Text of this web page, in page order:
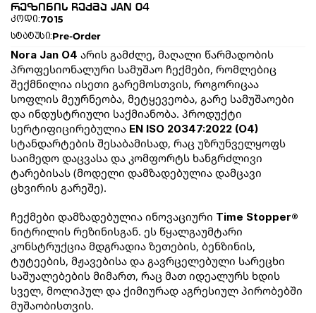
რეზინის ჩექმა JAN O4
კოდი:7015
სტატუსი:Pre-Order
Nora Jan O4 არის გამძლე, მაღალი წარმადობის
პროფესიონალური სამუშაო ჩექმები, რომლებიც
შექმნილია ისეთი გარემოსთვის, როგორიცაა
სოფლის მეურნეობა, მეტყევეობა, გარე სამუშაოები
და ინდუსტრიული საქმიანობა. პროდუქტი
სერტიფიცირებულია EN ISO 20347:2022 (O4)
სტანდარტების შესაბამისად, რაც უზრუნველყოფს
საიმედო დაცვასა და კომფორტს ხანგრძლივი
ტარებისას (მოდელი დამზადებულია დამცავი
ცხვირის გარეშე).
ჩექმები დამზადებულია ინოვაციური Time Stopper®
ნიტრილის რეზინისგან. ეს წყალგაუმტარი
კონსტრუქცია მდგრადია ზეთების, ბენზინის,
ტუტეების, მჟავებისა და გავრცელებული სარეცხი
საშუალებების მიმართ, რაც მათ იდეალურს ხდის
სველ, მოლიპულ და ქიმიურად აგრესიულ პირობებში
მუშაობისთვის.